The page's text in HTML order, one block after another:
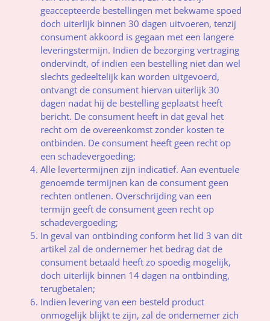
geaccepteerde bestellingen met bekwame spoed
doch uiterlijk binnen 30 dagen uitvoeren, tenzij
consument akkoord is gegaan met een langere
leveringstermijn. Indien de bezorging vertraging
ondervindt, of indien een bestelling niet dan wel
slechts gedeeltelijk kan worden uitgevoerd,
ontvangt de consument hiervan uiterlijk 30
dagen nadat hij de bestelling geplaatst heeft
bericht. De consument heeft in dat geval het
recht om de overeenkomst zonder kosten te
ontbinden. De consument heeft geen recht op
een schadevergoeding;
Alle levertermijnen zijn indicatief. Aan eventuele
genoemde termijnen kan de consument geen
rechten ontlenen. Overschrijding van een
termijn geeft de consument geen recht op
schadevergoeding;
In geval van ontbinding conform het lid 3 van dit
artikel zal de ondernemer het bedrag dat de
consument betaald heeft zo spoedig mogelijk,
doch uiterlijk binnen 14 dagen na ontbinding,
terugbetalen;
Indien levering van een besteld product
onmogelijk blijkt te zijn, zal de ondernemer zich